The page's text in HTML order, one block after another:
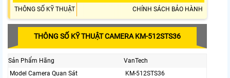
THÔNG SỐ KỸ THUẬT CHÍNH SÁCH BẢO HÀNH
THÔNG SỐ KỸ THUẬT CAMERA KM-512STS36
Sản Phẩm Hãng
VanTech
Model Camera Quan Sát
KM-512STS36